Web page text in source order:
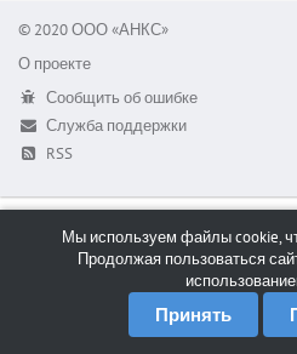
© 2020 ООО «АНКС»
О проекте
Сообщить об ошибке
Служба поддержки
RSS
Мы используем файлы cookie,
Продолжая пользоваться
Принять